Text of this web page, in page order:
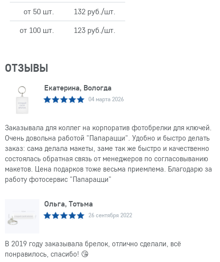
от 50 шт.
132 руб./шт.
от 100 шт.
123 руб./шт.
ОТЗЫВЫ
Екатерина, Вологда
04 марта 2026
Заказывала для коллег на корпоратив фотобрелки для ключей.
Очень довольна работой "Папарацци". Удобно и быстро делать
заказ: сама делала макеты, заме так же быстро и качественно
состоялась обратная связь от менеджеров по согласовыванию
макетов. Цена подарков тоже весьма приемлема. Благодарю за
работу фотосервис "Папарацци"
Ольга, Тотьма
26 сентября 2022
В 2019 году заказывала брелок, отлично сделали, всё
понравилось, спасибо! 😘